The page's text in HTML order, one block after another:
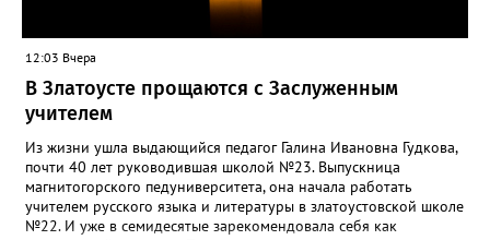
12:03 Вчера
В Златоусте прощаются с Заслуженным
учителем
Из жизни ушла выдающийся педагог Галина Ивановна Гудкова,
почти 40 лет руководившая школой №23. Выпускница
магнитогорского педуниверситета, она начала работать
учителем русского языка и литературы в златоустовской школе
№22. И уже в семидесятые зарекомендовала себя как